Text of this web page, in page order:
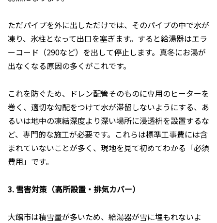
ただパイプを外に出しただけでは、そのパイプの中で水が
凍り、氷柱となって出口を塞ぎます。すると給湯器はエラ
ーコード（290など）を出して停止します。真冬にお湯が
出なくなる原因の多くがこれです。
これを防ぐため、ドレン配管そのものに専用のヒーターを
巻く、適切な勾配をつけて水が滞留しないようにする、あ
るいは地中の凍結深度より深い場所に浸透枡を設置するな
ど、専門的な施工が必要です。これらは標準工事費には含
まれていないことが多く、現地を見て初めてわかる「必須
費用」です。
3. 雪害対策（高所設置・排気カバー）
大館市は積雪量が多いため、給湯器が雪に埋もれないよ